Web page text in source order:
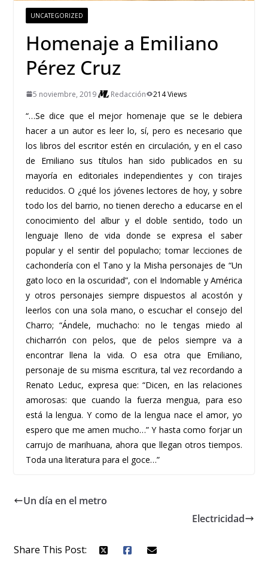
UNCATEGORIZED
Homenaje a Emiliano
Pérez Cruz
5 noviembre, 2019 Redacción 214 Views
“…Se dice que el mejor homenaje que se le debiera
hacer a un autor es leer lo, sí, pero es necesario que
los libros del escritor estén en circulación, y en el caso
de Emiliano sus títulos han sido publicados en su
mayoría en editoriales independientes y con tirajes
reducidos. O ¿qué los jóvenes lectores de hoy, y sobre
todo losdel barrio, no tienen derecho a educarse en el
conocimiento del albur y el doble sentido, todo un
lenguaje lleno de vida donde se expresa el saber
popular y el sentir del populacho; tomar lecciones de
cachondería con el Tano y la Misha personajes de “Un
gato loco en la oscuridad”, con el Indomable y América
y otros personajes siempre dispuestos alacostón y
leerlos con una sola mano, oescuchar el consejo del
Charro; “Ándele, muchacho: no le tengas miedo al
chicharrón con pelos, que de pelos siempre va a
encontrar llena la vida. O esa otra
que Emiliano,
personaje de su misma escritura, tal vez recordando a
Renato Leduc, expresa que: “Dicen, en las relaciones
amorosas: que cuando la fuerza mengua, para eso
está la lengua. Y como de la lengua nace el amor, yo
espero que me amen mucho…” Y hasta como forjar un
carrujo de marihuana, ahora que llegan otros tiempos.
Toda una literatura para el goce…”
Un día en el metro
Electricidad
Share This Post: